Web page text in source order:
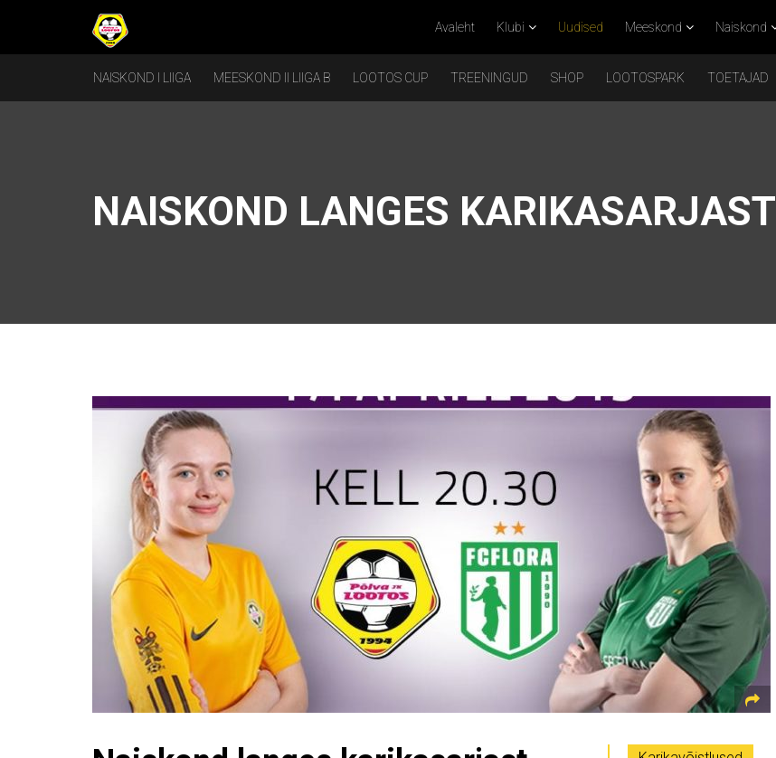
Avaleht Klubi Uudised Meeskond Naiskond
NAISKOND I LIIGA MEESKOND II LIIGA B LOOTOS CUP TREENINGUD SHOP LOOTOSPARK TOETAJAD
NAISKOND LANGES KARIKASARJAST